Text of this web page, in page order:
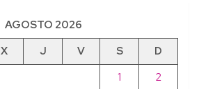
AGOSTO 2026
X J V S
D
1
2